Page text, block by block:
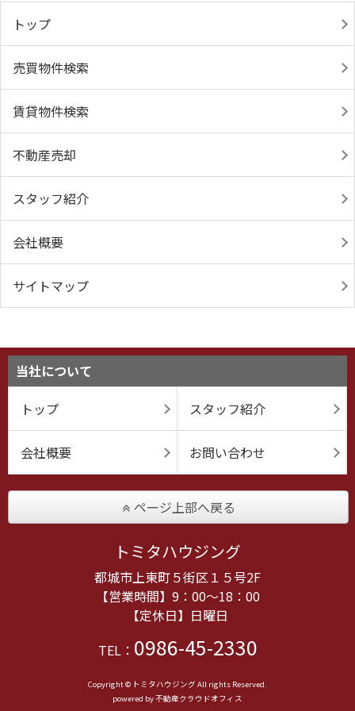
トップ
売買物件検索
賃貸物件検索
不動産売却
スタッフ紹介
会社概要
サイトマップ
当社について
トップ
スタッフ紹介
会社概要 お問い合わせ
ページ上部へ戻る
トミタハウジング
都城市上東町５街区１５号2F
【営業時間】9：00～18：00
【定休日】日曜日
TEL： 0986-45-2330
Copyright © トミタハウジング All rights Reserved.
powered by 不動産クラウドオフィス